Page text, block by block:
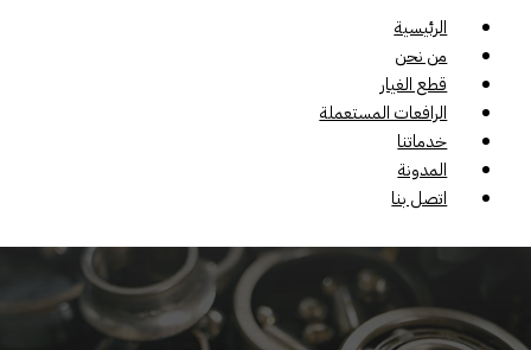
الرئيسية
من نحن
قطع الغيار
الرافعات المستعملة
خدماتنا
المدونة
اتصل بنا